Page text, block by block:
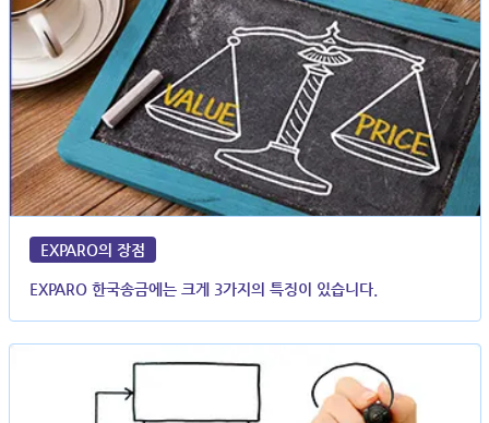
EXPARO의 장점
EXPARO 한국송금에는 크게 3가지의 특징이 있습니다.